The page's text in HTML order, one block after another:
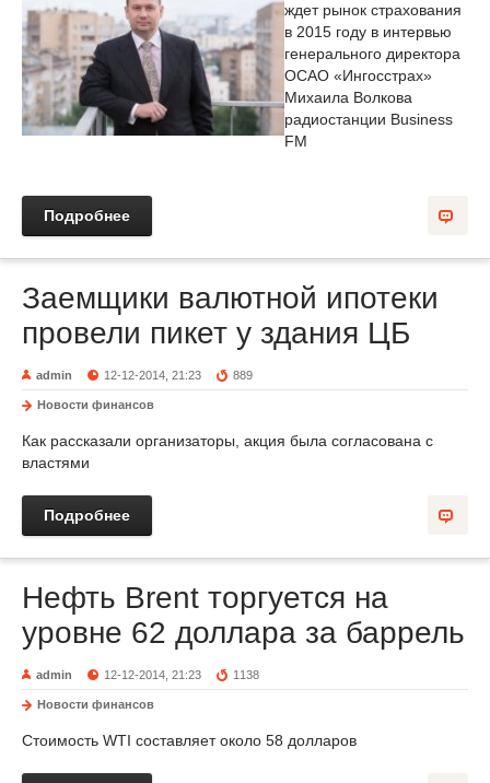
ждет рынок страхования
в 2015 году в интервью
генерального директора
ОСАО «Ингосстрах»
Михаила Волкова
радиостанции Business
FM
Подробнее
Заемщики валютной ипотеки
провели пикет у здания ЦБ
admin 12-12-2014, 21:23 889
Новости финансов
Как рассказали организаторы, акция была согласована с
властями
Подробнее
Нефть Brent торгуется на
уровне 62 доллара за баррель
admin 12-12-2014, 21:23 1138
Новости финансов
Стоимость WTI составляет около 58 долларов